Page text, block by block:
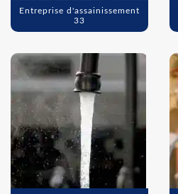
Entreprise d'assainissement
33